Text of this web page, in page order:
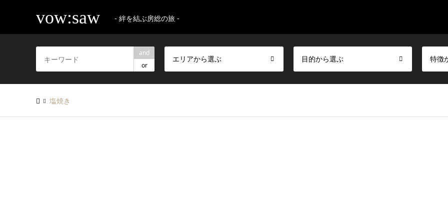
vow:saw - 絆を結ぶ房総の旅 -
and
or
エリアから選ぶ 目的から選ぶ 特徴
塩焼き